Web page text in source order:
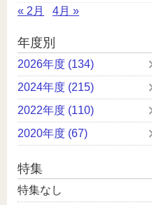
« 2月
4月 »
年度別
2026年度 (134)
2024年度 (215)
2022年度 (110)
2020年度 (67)
特集
特集なし